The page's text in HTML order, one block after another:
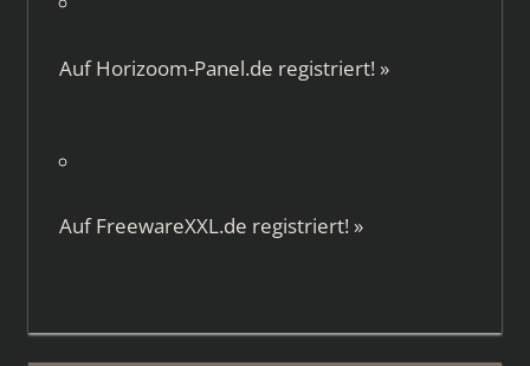
AufHorizoom-Panel.de registriert! »
AufFreewareXXL.de registriert! »